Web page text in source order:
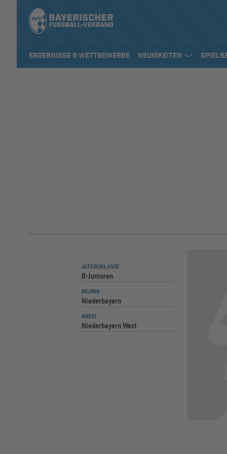
ERGEBNISSE & WETTBEWERBE NEUIGKEITEN
ALTERSKLASSE
B-Junioren
BEZIRK
Niederbayern
KREIS
Niederbayern West